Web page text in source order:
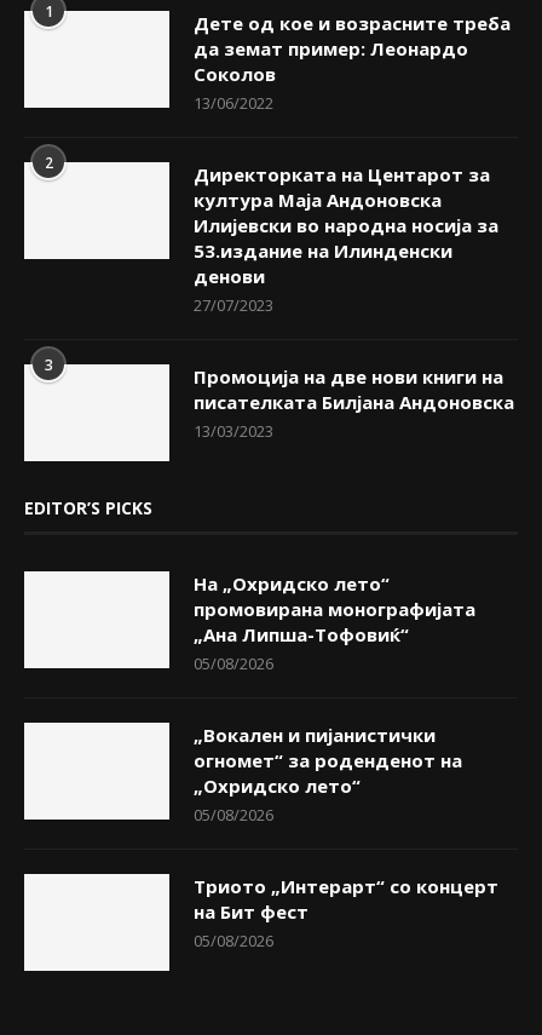
1
Дете од кое и возрасните треба
да земат пример: Леонардо
Соколов
13/06/2022
2
Директорката на Центарот за
култура Маја Андоновска
Илијевски во народна носија за
53.издание на Илинденски
денови
27/07/2023
3
Промоција на две нови книги на
писателката Билјана Андоновска
13/03/2023
EDITOR’S PICKS
На „Охридско лето“
промовирана монографијата
„Ана Липша-Тофовиќ“
05/08/2026
„Вокален и пијанистички
огномет“ за роденденот на
„Охридско лето“
05/08/2026
Триото „Интерарт“ со концерт
на Бит фест
05/08/2026